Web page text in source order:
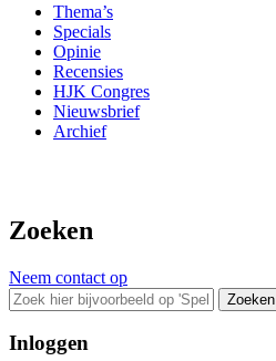
Thema’s
Specials
Opinie
Recensies
HJK Congres
Nieuwsbrief
Archief
Zoeken
Neem contact op
Zoeken
Inloggen